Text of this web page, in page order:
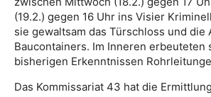
(19.2.) gegen 16 Uhr ins Visier
sie gewaltsam das Türschloss und die
Baucontainers. Im Inneren erbeuteten
bisherigen Erkenntnissen
Das Kommissariat 43 hat die